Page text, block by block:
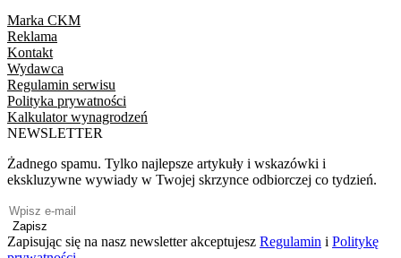
Marka CKM
Reklama
Kontakt
Wydawca
Regulamin serwisu
Polityka prywatności
Kalkulator wynagrodzeń
NEWSLETTER
Żadnego spamu. Tylko najlepsze artykuły i wskazówki i
ekskluzywne wywiady w Twojej skrzynce odbiorczej co tydzień.
Zapisz
Zapisując się na nasz newsletter akceptujesz Regulamin i Politykę